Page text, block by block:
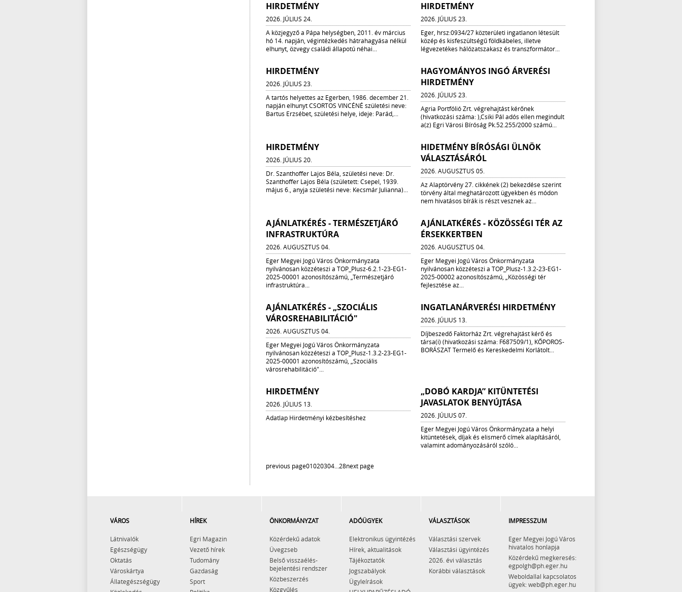
HIRDETMÉNY
2026. JÚLIUS 24.
A közjegyző a Pápa helységben, 2011. év március
hó 14. napján, végintézkedés hátrahagyása nélkül
elhunyt, özvegy családi állapotú néhai...
HIRDETMÉNY
2026. JÚLIUS 23.
Eger, hrsz:0934/27 közterületi ingatlanon létesült
közép és kisfeszültségű földkábeles, illetve
légvezetékes hálózatszakasz és transzformátor...
HIRDETMÉNY
2026. JÚLIUS 23.
A tartós helyettes az Egerben, 1986. december 21.
napján elhunyt CSORTOS VINCÉNÉ születési neve:
Bartus Erzsébet, születési helye, ideje: Parád,...
HAGYOMÁNYOS INGÓ ÁRVERÉSI
HIRDETMÉNY
2026. JÚLIUS 23.
Agria Portfólió Zrt. végrehajtást kérőnek
(hivatkozási száma: ),Csiki Pál adós ellen megindult
a(z) Egri Városi Bíróság Pk.52.255/2000 számú...
HIRDETMÉNY
2026. JÚLIUS 20.
Dr. Szanthoffer Lajos Béla, születési neve: Dr.
Szanthoffer Lajos Béla (született: Csepel, 1939.
május 6., anyja születési neve: Kecsmár Julianna)...
HIDETMÉNY BÍRÓSÁGI ÜLNÖK
VÁLASZTÁSÁRÓL
2026. AUGUSZTUS 05.
Az Alaptörvény 27. cikkének (2) bekezdése szerint
törvény által meghatározott ügyekben és módon
nem hivatásos bírák is részt vesznek az...
AJÁNLATKÉRÉS - TERMÉSZETJÁRÓ
INFRASTRUKTÚRA
2026. AUGUSZTUS 04.
Eger Megyei Jogú Város Önkormányzata
nyilvánosan közzéteszi a TOP_Plusz-6.2.1-23-EG1-
2025-00001 azonosítószámú, „Természetjáró
infrastruktúra...
AJÁNLATKÉRÉS - KÖZÖSSÉGI TÉR AZ
ÉRSEKKERTBEN
2026. AUGUSZTUS 04.
Eger Megyei Jogú Város Önkormányzata
nyilvánosan közzéteszi a TOP_Plusz-1.3.2-23-EG1-
2025-00002 azonosítószámú, „Közösségi tér
fejlesztése az...
AJÁNLATKÉRÉS - „SZOCIÁLIS
VÁROSREHABILITÁCIÓ"
2026. AUGUSZTUS 04.
Eger Megyei Jogú Város Önkormányzata
nyilvánosan közzéteszi a TOP_Plusz-1.3.2-23-EG1-
2025-00001 azonosítószámú, „Szociális
városrehabilitáció"...
INGATLANÁRVERÉSI HIRDETMÉNY
2026. JÚLIUS 13.
Díjbeszedő Faktorház Zrt. végrehajtást kérő és
társa(i) (hivatkozási száma: F687509/1), KŐPOROS-
BORÁSZAT Termelő és Kereskedelmi Korlátolt...
HIRDETMÉNY
2026. JÚLIUS 13.
Adatlap Hirdetményi kézbesítéshez
„DOBÓ KARDJA” KITÜNTETÉSI
JAVASLATOK BENYÚJTÁSA
2026. JÚLIUS 07.
Eger Megyei Jogú Város Önkormányzata a helyi
kitüntetések, díjak és elismerő címek alapításáról,
valamint adományozásáról szóló...
previous page01020304 28next page
VÁROS
Látnivalók
Egészségügy
Oktatás
Városkártya
Állategészségügy
HÍREK
Egri Magazin
Vezető hírek
Tudomány
Gazdaság
Sport
ÖNKORMÁNYZAT
Közérdekű adatok
Üvegzseb
Belső visszaélés-
bejelentési rendszer
Közbeszerzés
Közgyűlés
ADÓÜGYEK
Elektronikus ügyintézés
Hírek, aktualitások
Tájékoztatók
Jogszabályok
Ügyleírások
VÁLASZTÁSOK
Választási szervek
Választási ügyintézés
2026. évi választás
Korábbi választások
IMPRESSZUM
Eger Megyei Jogú Város
hivatalos honlapja
Közérdekű megkeresés:
egpolgh@ph.eger.hu
Weboldallal kapcsolatos
ügyek: web@ph.eger.hu